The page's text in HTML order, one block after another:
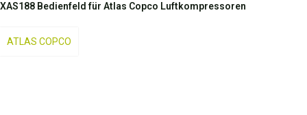
XAS188 Bedienfeld für Atlas Copco Luftkompressoren
ATLAS COPCO